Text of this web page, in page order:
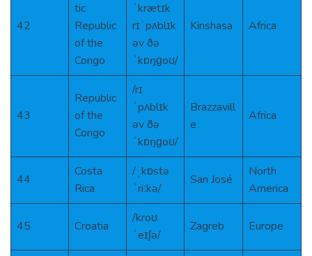
42
tic
Republic
of the
Congo
ˈkrætɪk
rɪˈpʌblɪk
əv ðə
ˈkɒŋɡoʊ/
Kinshasa Africa
43
Republic
of the
Congo
/rɪ
ˈpʌblɪk
əv ðə
ˈkɒŋɡoʊ/
Brazzavill
e
Africa
44
Costa
Rica
/ˌkɒstə
ˈriːkə/
San José
North
America
45 Croatia
/kroʊ
ˈeɪʃə/
Zagreb Europe